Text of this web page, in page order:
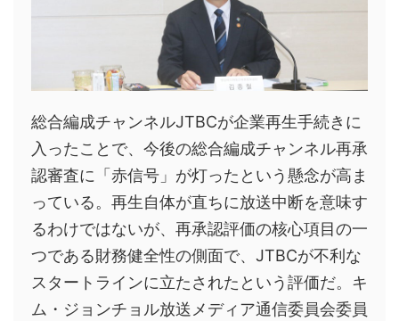
総合編成チャンネルJTBCが企業再生手続きに
入ったことで、今後の総合編成チャンネル再承
認審査に「赤信号」が灯ったという懸念が高ま
っている。再生自体が直ちに放送中断を意味す
るわけではないが、再承認評価の核心項目の一
つである財務健全性の側面で、JTBCが不利な
スタートラインに立たされたという評価だ。キ
ム・ジョンチョル放送メディア通信委員会委員